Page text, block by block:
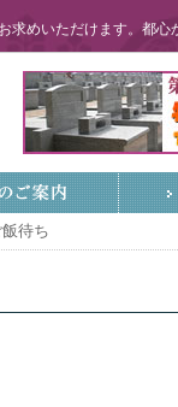
めいただけます。都心
飯待ち